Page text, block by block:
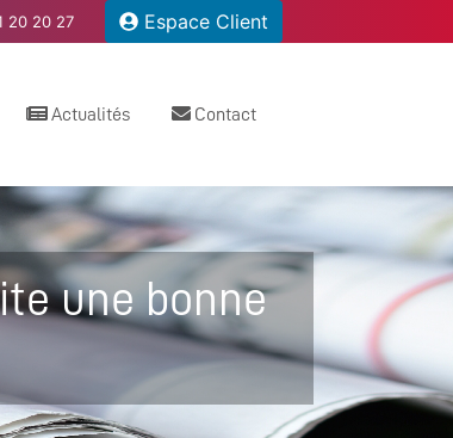
20 20 27 Espace Client
Actualités Contact
une bonne